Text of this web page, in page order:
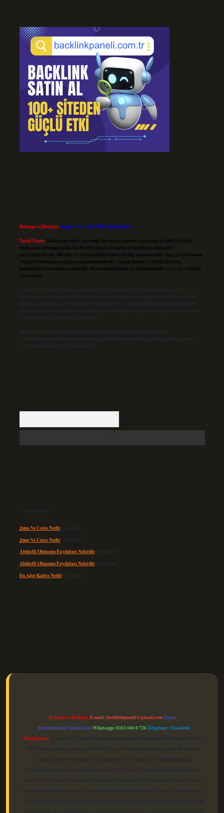
Reklam ve İletişim:Skype: live:.cid.575569c608265c69
Yasal Uyarı: Bu internet sitesi, herhangi bir marka, kurum veya şahıs şirketi ile hiçbir
bağlantısı bulunmamaktadır. Sitede yalnızca kendi hazırladığımız makaleler
paylaşılmaktadır. Burada yer alan içerikler haber niteliği taşımamakta olup, gerçek kurum
ve kişiler hakkında paylaşım yapılmamaktadır. Gerçek kurum ve kişiler ile isim
benzerlikleri tamamen tesadüfidir. Sitemizdeki bilgiler taslak halindedir ve tavsiye niteliği
taşımazlar.
Sitemiz, 5651 Sayılı Kanun gereğince Bilgi Teknolojileri ve İletişim Kurumu (BTK)
tarafından onaylanmış bir Yer Sağlayıcı olarak hizmet vermektedir. Bu nedenle, sitedeki
içerikleri proaktif olarak denetleme veya araştırma yükümlülüğümüz bulunmamaktadır.
Ancak, üyelerimiz yazdıkları içeriklerin sorumluluğunu taşımakta olup, siteye üye olarak
bu sorumluluğu kabul etmiş sayılırlar.
Hukuka ve yasal düzenlemelere aykırı olduğunu düşündüğünüz içerikleri,
backlinkpanelicomtr@gmail.com adresine bildirmeniz halinde, ilgili içerikler yasal süre
içerisinde sitemizden kaldırılacaktır.
Son yorumlar
Juno Ve Ceres Nediriçin admin
Juno Ve Ceres Nediriçin Altan
Abdestli Olmanın Faydaları Nelerdiriçin admin
Abdestli Olmanın Faydaları Nelerdiriçin Alper
En Ağır Kahve Nediriçin admin
Reklam ve İletişim:E-mail:backlinkpaneli@gmail.comTeams:
forumhizmeti@gmail.comWhatsapp: 0262 606 0 726Telegram: @karabul
Yasal Uyarı: